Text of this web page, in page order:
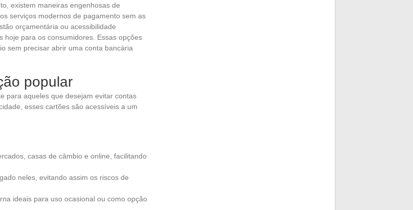
existem maneiras engenhosas de
serviços modernos de pagamento sem as
orçamentária ou acessibilidade
hoje para os consumidores. Essas opções
sem precisar abrir uma conta bancária
popular
para aqueles que desejam evitar contas
esses cartões são acessíveis a um
casas de câmbio e online, facilitando
neles, evitando assim os riscos de
ideais para uso ocasional ou como opção